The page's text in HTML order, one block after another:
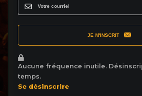
JE M'INSCRIT
Aucune fréquence inutile.
temps.
Se désinscrire